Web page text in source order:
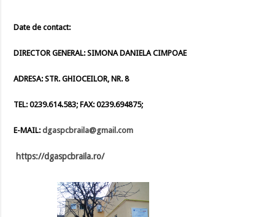
Date de contact:
DIRECTOR GENERAL: SIMONA DANIELA CIMPOAE
ADRESA: STR. GHIOCEILOR, NR. 8
TEL: 0239.614.583; FAX: 0239.694875;
E-MAIL:dgaspcbraila@gmail.com
https://dgaspcbraila.ro/